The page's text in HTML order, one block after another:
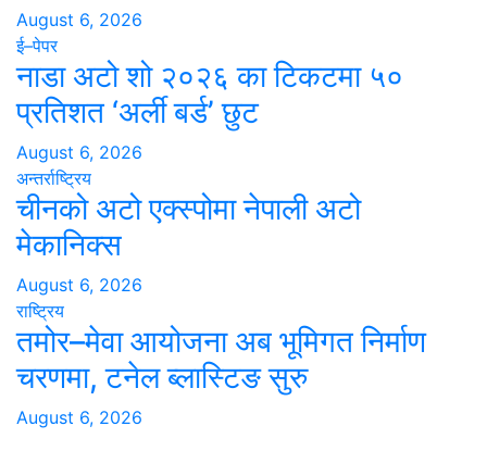
August 6, 2026
ई–पेपर
नाडा अटो शो २०२६ का टिकटमा ५०
प्रतिशत ‘अर्ली बर्ड’ छुट
August 6, 2026
अन्तर्राष्ट्रिय
चीनको अटो एक्स्पोमा नेपाली अटो
मेकानिक्स
August 6, 2026
राष्ट्रिय
तमोर–मेवा आयोजना अब भूमिगत निर्माण
चरणमा, टनेल ब्लास्टिङ सुरु
August 6, 2026